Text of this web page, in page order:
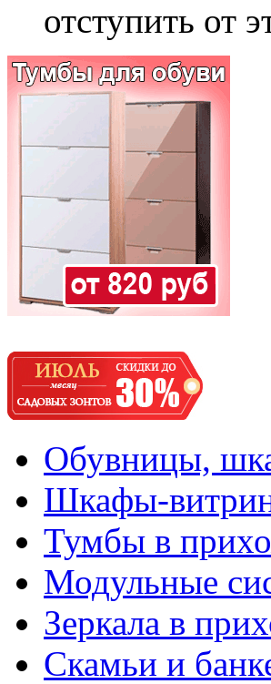
отступить от
Обувницы,
Шкафы-
Тумбы в
Модульные
Зеркала в
Скамьи и